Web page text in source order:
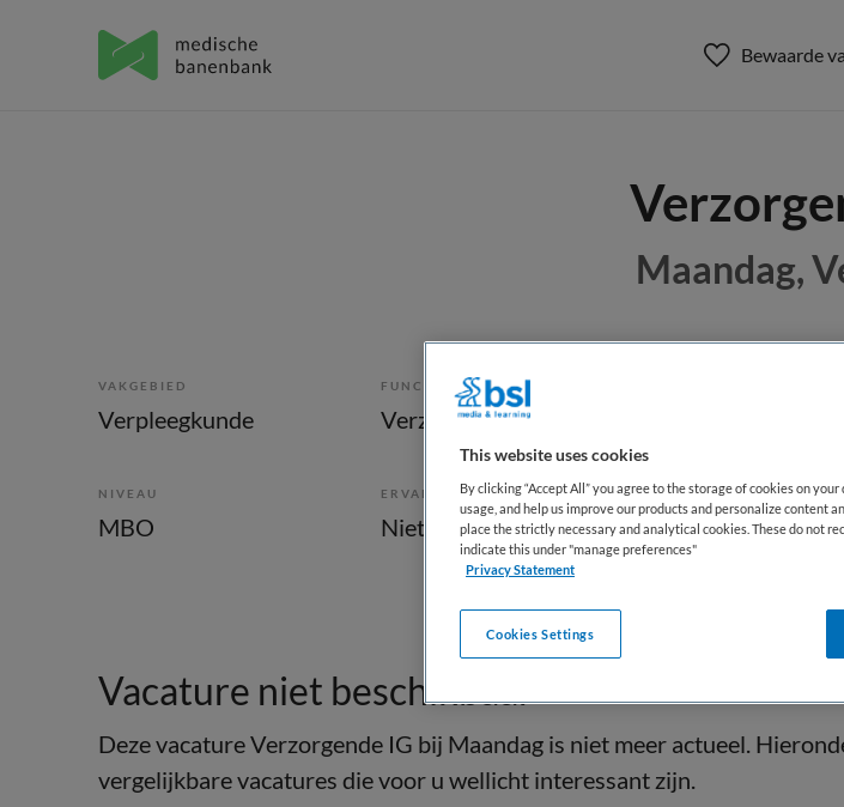
Bewaarde
Maandag,
VAKGEBIED
Verpleegkunde
FUNCTIE
Verzorgende IG
NIVEAU
MBO
ERVARING
Niet nader bepaald
DIENSTVERBAND
Niet nader
Vacature niet beschikbaar
Deze vacature Verzorgende IG bij Maandag is niet meer actueel.
vergelijkbare vacatures die voor u wellicht interessant zijn.
This website uses cookies
By clicking “Accept All” you agree to the storage of cookies on
usage, and help us improve our products and personalize content
place the strictly necessary and analytical cookies. These do not
indicate this under "manage preferences"
Privacy Statement
Cookies Settings